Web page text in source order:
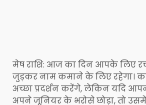
मेष राशि: आज का दिन आपके लिए
जुड़कर नाम कमाने के लिए रहेगा।
अच्छा प्रदर्शन करेंगे, लेकिन यदि
अपने जूनियर के भरोसे छोड़ा, तो